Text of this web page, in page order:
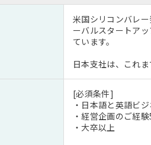
米国シリコンバレ
ーバルスタートア
ています。
日本支社は、これ
[必須条件]
・日本語と英語ビ
・経営企画のご経
・大卒以上